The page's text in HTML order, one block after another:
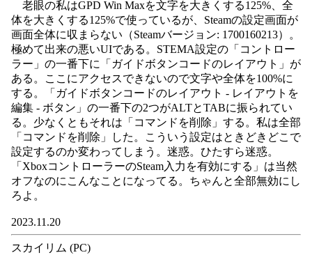
老眼の私はGPD Win Maxを文字を大きくする125%、全
体を大きくする125%で使っているが、Steamの設定画面が
画面全体に収まらない（Steamバージョン: 1700160213）。
極めて出来の悪いUIである。STEMA設定の「コントロー
ラー」の一番下に「ガイドボタンコードのレイアウト」が
ある。ここにアクセスできないので文字や全体を100%に
する。「ガイドボタンコードのレイアウト - レイアウトを
編集 - ボタン」の一番下の2つがALTとTABに振られてい
る。少なくともそれは「コマンドを削除」する。私は全部
「コマンドを削除」した。こういう設定はときどきどこで
設定するのか変わってしまう。迷惑。ひたすら迷惑。
「XboxコントローラーのSteam入力を有効にする」は当然
オフなのにこんなことになってる。ちゃんと全部無効にし
ろよ。
2023.11.20
スカイリム (PC)